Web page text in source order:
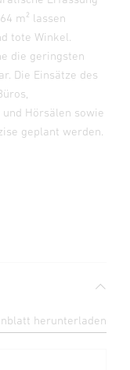
m² lassen
tote Winkel.
die geringsten
Die Einsätze des
Hörsälen sowie
geplant werden.
herunterladen